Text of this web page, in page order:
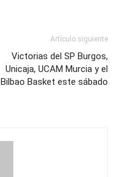
Artículo siguiente
Victorias del SP Burgos,
Unicaja, UCAM Murcia y el
Bilbao Basket este sábado